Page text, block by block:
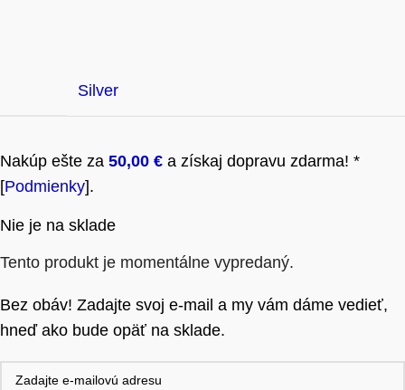
Silver
Nakúp ešte za 50,00 € a získaj dopravu zdarma! *
[Podmienky].
Nie je na sklade
Tento produkt je momentálne vypredaný.
Bez obáv! Zadajte svoj e-mail a my vám dáme vedieť,
hneď ako bude opäť na sklade.